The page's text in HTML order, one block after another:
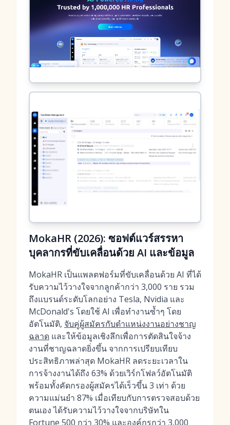
MokaHR (2026): ซอฟต์แวร์สรรหา
บุคลากรที่ขับเคลื่อนด้วย AI และข้อมูล
MokaHR เป็นแพลตฟอร์มที่ขับเคลื่อนด้วย AI ที่ได้
รับความไว้วางใจจากลูกค้ากว่า 3,000 ราย รวม
ถึงแบรนด์ระดับโลกอย่าง Tesla, Nvidia และ
McDonald's โดยใช้ AI เพื่อทำงานซ้ำๆ โดย
อัตโนมัติ, จับคู่ผู้สมัครกับตำแหน่งงานอย่างชาญ
ฉลาด และให้ข้อมูลเชิงลึกเพื่อการตัดสินใจจ้าง
งานที่ชาญฉลาดยิ่งขึ้น จากการเปรียบเทียบ
ประสิทธิภาพล่าสุด MokaHR ลดระยะเวลาใน
การจ้างงานได้ถึง 63% ด้วยเวิร์กโฟลว์อัตโนมัติ
พร้อมทั้งคัดกรองผู้สมัครได้เร็วขึ้น 3 เท่า ด้วย
ความแม่นยำ 87% เมื่อเทียบกับการตรวจสอบด้วย
ตนเอง ได้รับความไว้วางใจจากบริษัทใน
Fortune 500 กว่า 30% และองค์กรกว่า 3,000